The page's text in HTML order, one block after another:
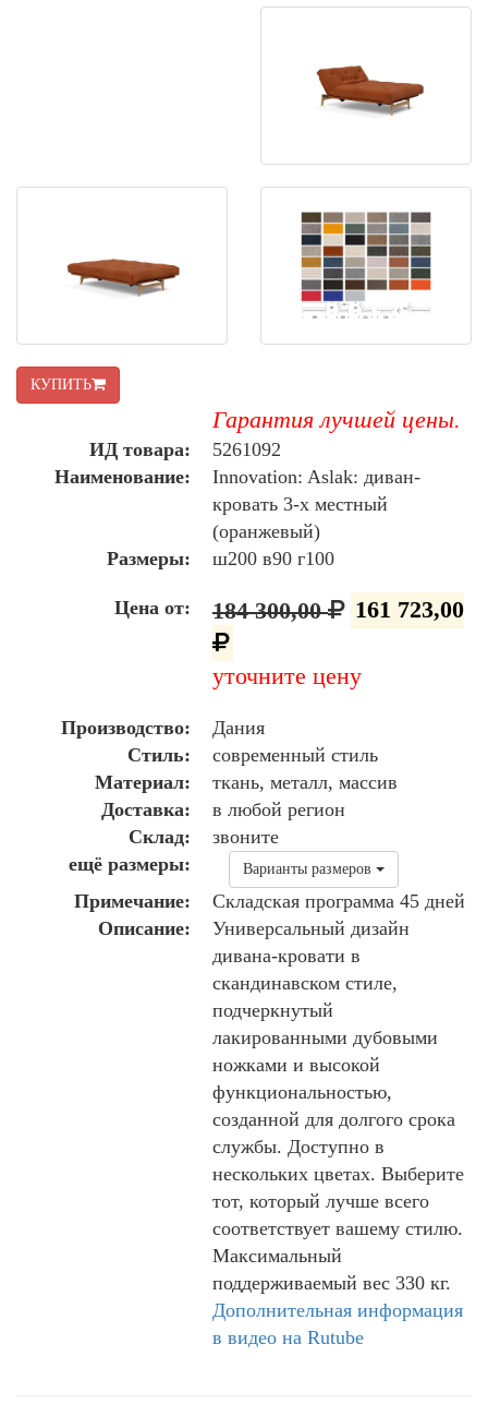
КУПИТЬ
Гарантия лучшей цены.
ИД товара:
5261092
Наименование:
Innovation: Aslak: диван-
кровать 3-х местный
(оранжевый)
Размеры:
ш200 в90 г100
Цена от: 184 300,00 161 723,00
уточните цену
Производство:
Дания
Стиль:
современный стиль
Материал:
ткань, металл, массив
Доставка:
в любой регион
Склад:
звоните
ещё размеры:
Варианты размеров
Примечание:
Складская программа 45 дней
Описание:
Универсальный дизайн
дивана-кровати в
скандинавском стиле,
подчеркнутый
лакированными дубовыми
ножками и высокой
функциональностью,
созданной для долгого срока
службы. Доступно в
нескольких цветах. Выберите
тот, который лучше всего
соответствует вашему стилю.
Максимальный
поддерживаемый вес 330 кг.
Дополнительная информация
в видео на Rutube